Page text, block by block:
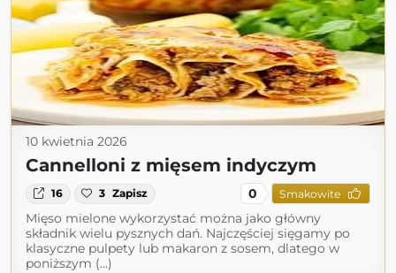
10 kwietnia 2026
Cannelloni z mięsem indyczym
16 3 Zapisz 0 Smakowite
Mięso mielone wykorzystać można jako główny
składnik wielu pysznych dań. Najczęściej sięgamy po
klasyczne pulpety lub makaron z sosem, dlatego w
poniższym (...)